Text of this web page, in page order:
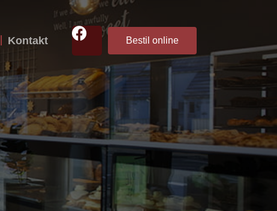
Kontakt Bestil online